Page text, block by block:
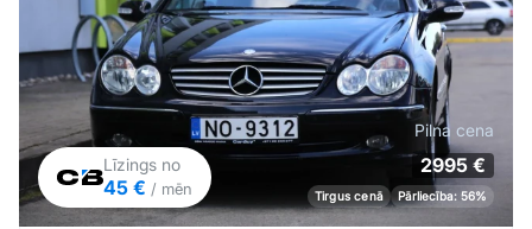
Līzings no
45 € / mēn
Pilna cena
2995 €
Tirgus cenā Pārliecība: 56%